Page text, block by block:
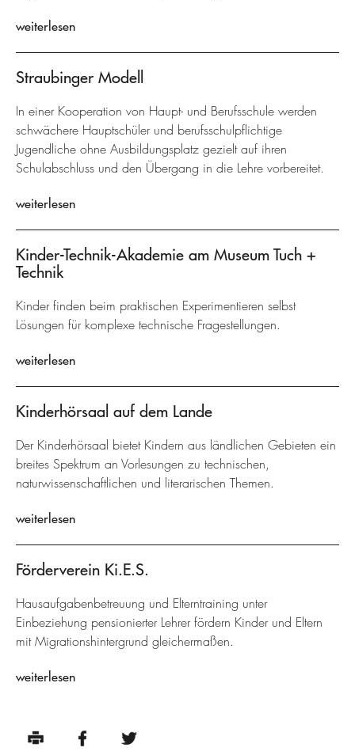
weiterlesen
Straubinger Modell
In einer Kooperation von Haupt- und Berufsschule werden
schwächere Hauptschüler und berufsschulpflichtige
Jugendliche ohne Ausbildungsplatz gezielt auf ihren
Schulabschluss und den Übergang in die Lehre vorbereitet.
weiterlesen
Kinder-Technik-Akademie am Museum Tuch +
Technik
Kinder finden beim praktischen Experimentieren selbst
Lösungen für komplexe technische Fragestellungen.
weiterlesen
Kinderhörsaal auf dem Lande
Der Kinderhörsaal bietet Kindern aus ländlichen Gebieten ein
breites Spektrum an Vorlesungen zu technischen,
naturwissenschaftlichen und literarischen Themen.
weiterlesen
Förderverein Ki.E.S.
Hausaufgabenbetreuung und Elterntraining unter
Einbeziehung pensionierter Lehrer fördern Kinder und Eltern
mit Migrationshintergrund gleichermaßen.
weiterlesen